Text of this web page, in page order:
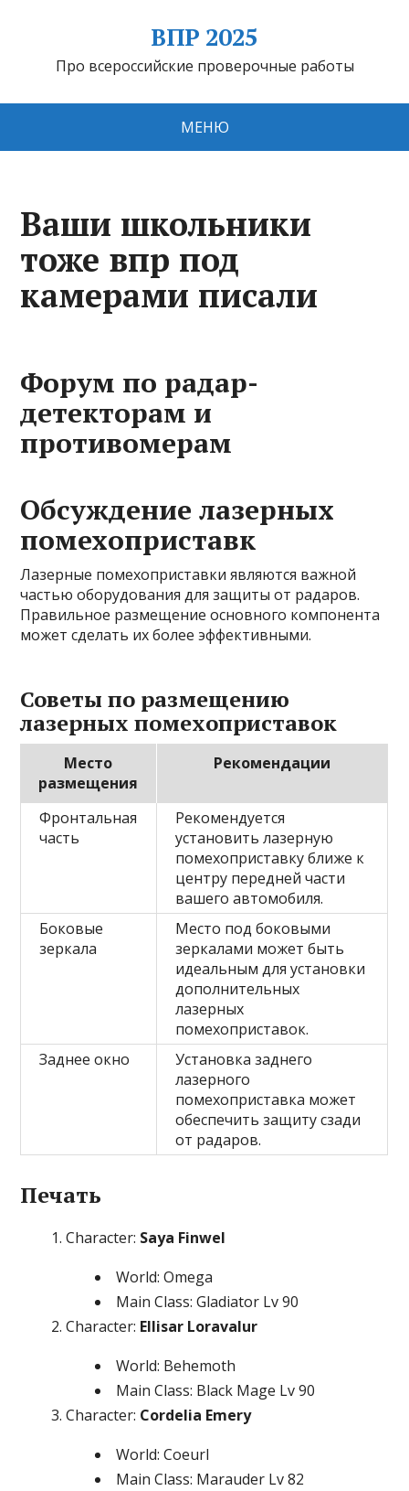
ВПР 2025
Про всероссийские проверочные работы
МЕНЮ
Ваши школьники
тоже впр под
камерами писали
Форум по радар-
детекторам и
противомерам
Обсуждение лазерных
помехоприставк
Лазерные помехоприставки являются важной
частью оборудования для защиты от радаров.
Правильное размещение основного компонента
может сделать их более эффективными.
Советы по размещению
лазерных помехоприставок
Место
размещения
Рекомендации
Фронтальная
часть
Рекомендуется
установить лазерную
помехоприставку ближе к
центру передней части
вашего автомобиля.
Боковые
зеркала
Место под боковыми
зеркалами может быть
идеальным для установки
дополнительных
лазерных
помехоприставок.
Заднее окно
Установка заднего
лазерного
помехоприставка может
обеспечить защиту сзади
от радаров.
Печать
Character: Saya Finwel
World: Omega
Main Class: Gladiator Lv 90
Character: Ellisar Loravalur
World: Behemoth
Main Class: Black Mage Lv 90
Character: Cordelia Emery
World: Coeurl
Main Class: Marauder Lv 82